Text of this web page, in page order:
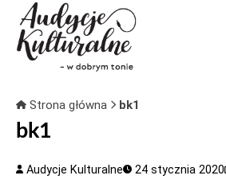
Strona główna bk1
bk1
Audycje Kulturalne 24 stycznia 2020